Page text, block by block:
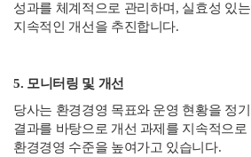
성과를 체계적으로 관리하며, 실효성 있
지속적인 개선을 추진합니다.
5. 모니터링 및 개선
당사는 환경경영 목표와 운영 현황을 정
결과를 바탕으로 개선 과제를 지속적으로
환경경영 수준을 높여가고 있습니다.